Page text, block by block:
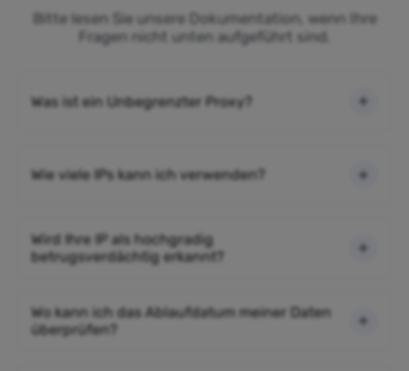
Bitte lesen Sie unsere Dokumentation, wenn Ihre
Fragen nicht unten aufgeführt sind.
Was ist ein Unbegrenzter Proxy?
Wie viele IPs kann ich verwenden?
Wird Ihre IP als hochgradig
betrugsverdächtig erkannt?
Wo kann ich das Ablaufdatum meiner Daten
überprüfen?